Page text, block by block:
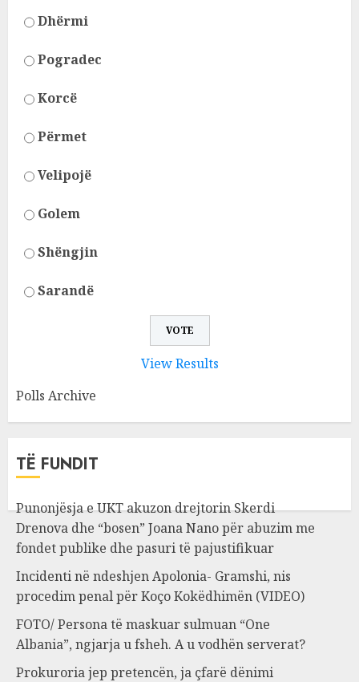
Dhërmi
Pogradec
Korcë
Përmet
Velipojë
Golem
Shëngjin
Sarandë
View Results
Polls Archive
TË FUNDIT
Punonjësja e UKT akuzon drejtorin Skerdi
Drenova dhe “bosen” Joana Nano për abuzim me
fondet publike dhe pasuri të pajustifikuar
Incidenti në ndeshjen Apolonia- Gramshi, nis
procedim penal për Koço Kokëdhimën (VIDEO)
FOTO/ Persona të maskuar sulmuan “One
Albania”, ngjarja u fsheh. A u vodhën serverat?
Prokuroria jep pretencën, ja çfarë dënimi